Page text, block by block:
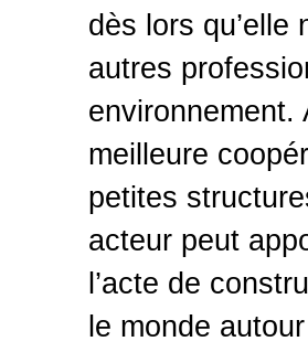
dès lors qu’elle
autres
environnement.
meilleure
petites
acteur peut
l’acte de
le monde